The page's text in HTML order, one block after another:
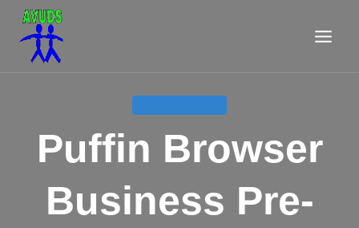
Aller
contenu
Puffin Browser
Business Pre-